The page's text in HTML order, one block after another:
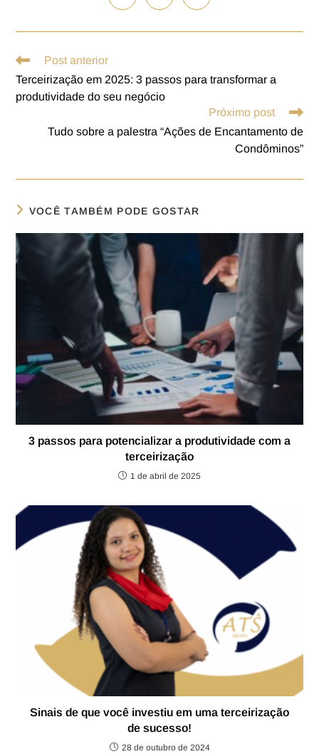
Post anterior
Terceirização em 2025: 3 passos para transformar a
produtividade do seu negócio
Próximo post
Tudo sobre a palestra “Ações de Encantamento de
Condôminos”
VOCÊ TAMBÉM PODE GOSTAR
3 passos para potencializar a produtividade com a
terceirização
1 de abril de 2025
Sinais de que você investiu em uma terceirização
de sucesso!
28 de outubro de 2024